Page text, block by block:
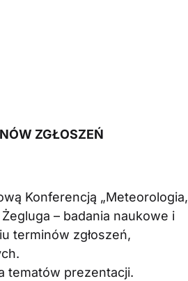
ZGŁOSZEŃ
Konferencją „Meteorologia,
– badania naukowe i
terminów zgłoszeń,
tematów prezentacji.